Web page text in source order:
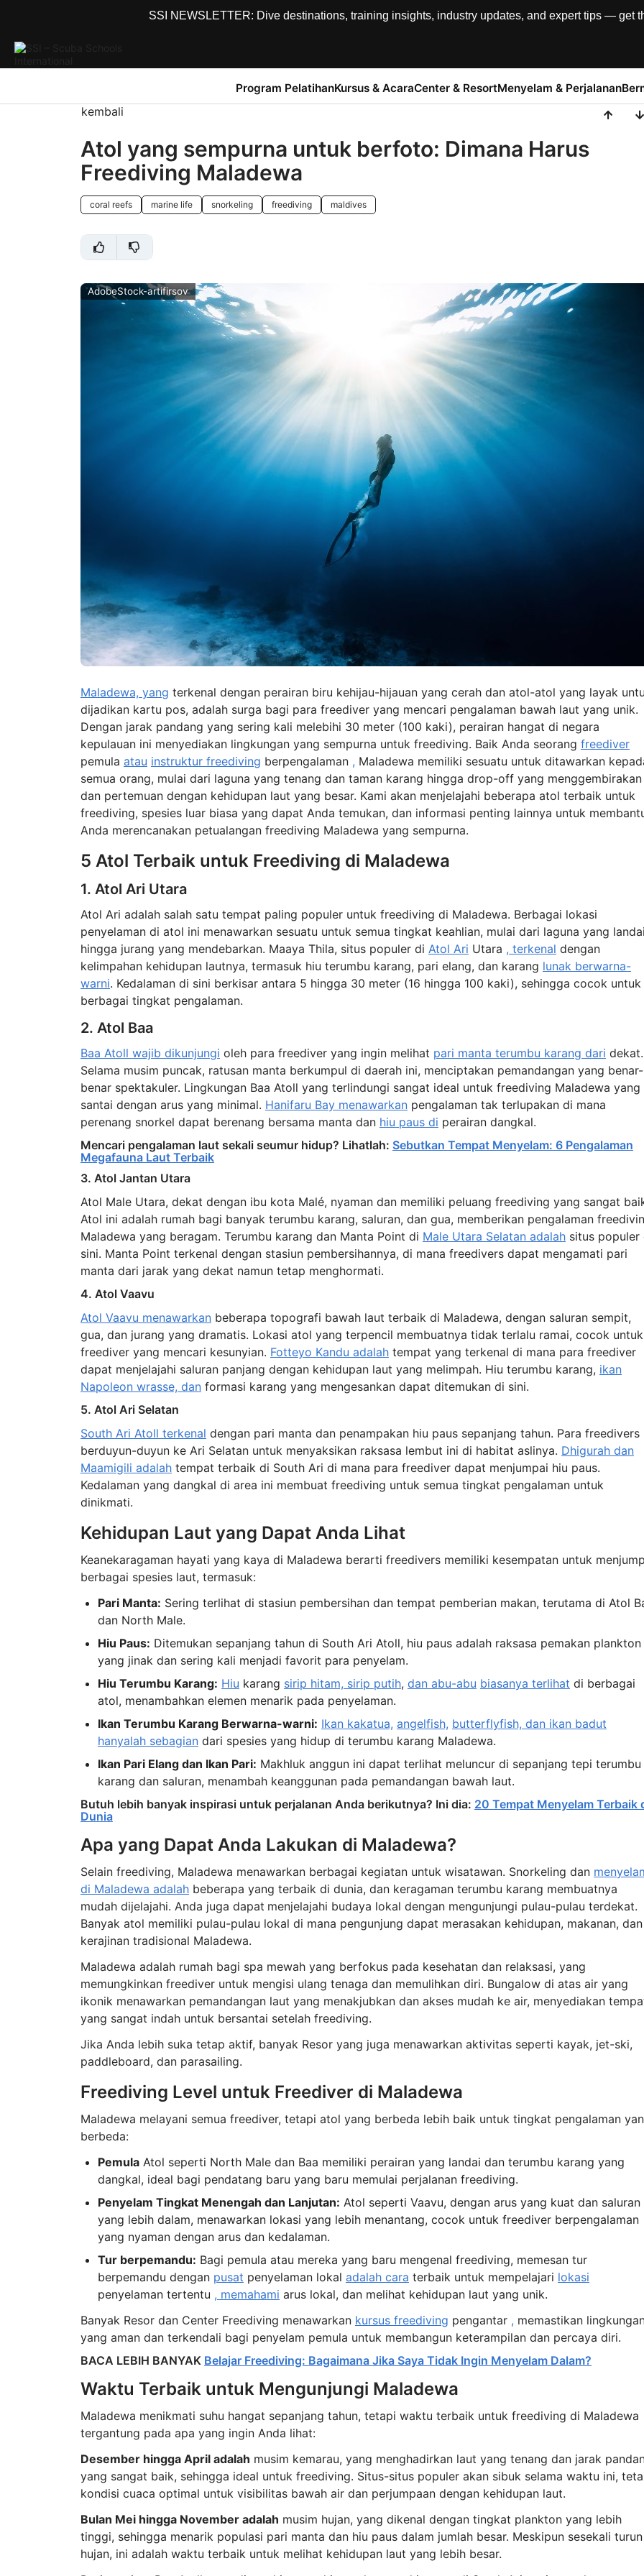
SSI NEWSLETTER: Dive destinations, training insights, industry updates, and expert tips — get
Program PelatihanKursus & AcaraCenter & ResortMenyelam & Perjalanan
kembali
Atol yang sempurna untuk berfoto: Dimana Harus
Freediving Maladewa
coral reefs marine life snorkeling freediving maldives
AdobeStock-artifirsov
Maladewa, yang terkenal dengan perairan biru kehijau-hijauan yang cerah dan atol-atol yang layak
dijadikan kartu pos, adalah surga bagi para freediver yang mencari pengalaman bawah laut yang unik.
Dengan jarak pandang yang sering kali melebihi 30 meter (100 kaki), perairan hangat di negara
kepulauan ini menyediakan lingkungan yang sempurna untuk freediving. Baik Anda seorang freediver
pemula atau instruktur freediving berpengalaman , Maladewa memiliki sesuatu untuk ditawarkan
semua orang, mulai dari laguna yang tenang dan taman karang hingga drop-off yang menggembirakan
dan pertemuan dengan kehidupan laut yang besar. Kami akan menjelajahi beberapa atol terbaik untuk
freediving, spesies luar biasa yang dapat Anda temukan, dan informasi penting lainnya untuk
Anda merencanakan petualangan freediving Maladewa yang sempurna.
5 Atol Terbaik untuk Freediving di Maladewa
1. Atol Ari Utara
Atol Ari adalah salah satu tempat paling populer untuk freediving di Maladewa. Berbagai lokasi
penyelaman di atol ini menawarkan sesuatu untuk semua tingkat keahlian, mulai dari laguna yang
hingga jurang yang mendebarkan. Maaya Thila, situs populer di Atol Ari Utara , terkenal dengan
kelimpahan kehidupan lautnya, termasuk hiu terumbu karang, pari elang, dan karang lunak berwarna-
warni. Kedalaman di sini berkisar antara 5 hingga 30 meter (16 hingga 100 kaki), sehingga cocok untuk
berbagai tingkat pengalaman.
2. Atol Baa
Baa Atoll wajib dikunjungi oleh para freediver yang ingin melihat pari manta terumbu karang dari dekat.
Selama musim puncak, ratusan manta berkumpul di daerah ini, menciptakan pemandangan yang benar-
benar spektakuler. Lingkungan Baa Atoll yang terlindungi sangat ideal untuk freediving Maladewa yang
santai dengan arus yang minimal. Hanifaru Bay menawarkanpengalaman tak terlupakan di mana
perenang snorkel dapat berenang bersama manta dan hiu paus di perairan dangkal.
Mencari pengalaman laut sekali seumur hidup? Lihatlah: Sebutkan Tempat Menyelam: 6 Pengalaman
Megafauna Laut Terbaik
3. Atol Jantan Utara
Atol Male Utara, dekat dengan ibu kota Malé, nyaman dan memiliki peluang freediving yang sangat
Atol ini adalah rumah bagi banyak terumbu karang, saluran, dan gua, memberikan pengalaman
Maladewa yang beragam. Terumbu karang dan Manta Point di Male Utara Selatan adalahsitus populer
sini. Manta Point terkenal dengan stasiun pembersihannya, di mana freedivers dapat mengamati pari
manta dari jarak yang dekat namun tetap menghormati.
4. Atol Vaavu
Atol Vaavu menawarkanbeberapa topografi bawah laut terbaik di Maladewa, dengan saluran sempit,
gua, dan jurang yang dramatis. Lokasi atol yang terpencil membuatnya tidak terlalu ramai, cocok untuk
freediver yang mencari kesunyian. Fotteyo Kandu adalahtempat yang terkenal di mana para freediver
dapat menjelajahi saluran panjang dengan kehidupan laut yang melimpah. Hiu terumbu karang, ikan
Napoleon wrasse, danformasi karang yang mengesankan dapat ditemukan di sini.
5. Atol Ari Selatan
South Ari Atoll terkenal dengan pari manta dan penampakan hiu paus sepanjang tahun. Para freedivers
berduyun-duyun ke Ari Selatan untuk menyaksikan raksasa lembut ini di habitat aslinya. Dhigurah dan
Maamigili adalahtempat terbaik di South Ari di mana para freediver dapat menjumpai hiu paus.
Kedalaman yang dangkal di area ini membuat freediving untuk semua tingkat pengalaman untuk
dinikmati.
Kehidupan Laut yang Dapat Anda Lihat
Keanekaragaman hayati yang kaya di Maladewa berarti freedivers memiliki kesempatan untuk
berbagai spesies laut, termasuk:
Pari Manta: Sering terlihat di stasiun pembersihan dan tempat pemberian makan, terutama di Atol
dan North Male.
Hiu Paus: Ditemukan sepanjang tahun di South Ari Atoll, hiu paus adalah raksasa pemakan plankton
yang jinak dan sering kali menjadi favorit para penyelam.
Hiu Terumbu Karang: Hiu karang sirip hitam, sirip putih, dan abu-abu biasanya terlihat di berbagai
atol, menambahkan elemen menarik pada penyelaman.
Ikan Terumbu Karang Berwarna-warni: Ikan kakatua, angelfish, butterflyfish, dan ikan badut
hanyalah sebagiandari spesies yang hidup di terumbu karang Maladewa.
Ikan Pari Elang dan Ikan Pari: Makhluk anggun ini dapat terlihat meluncur di sepanjang tepi terumbu
karang dan saluran, menambah keanggunan pada pemandangan bawah laut.
Butuh lebih banyak inspirasi untuk perjalanan Anda berikutnya? Ini dia: 20 Tempat Menyelam Terbaik
Dunia
Apa yang Dapat Anda Lakukan di Maladewa?
Selain freediving, Maladewa menawarkan berbagai kegiatan untuk wisatawan. Snorkeling dan
di Maladewa adalahbeberapa yang terbaik di dunia, dan keragaman terumbu karang membuatnya
mudah dijelajahi. Anda juga dapat menjelajahi budaya lokal dengan mengunjungi pulau-pulau terdekat.
Banyak atol memiliki pulau-pulau lokal di mana pengunjung dapat merasakan kehidupan, makanan, dan
kerajinan tradisional Maladewa.
Maladewa adalah rumah bagi spa mewah yang berfokus pada kesehatan dan relaksasi, yang
memungkinkan freediver untuk mengisi ulang tenaga dan memulihkan diri. Bungalow di atas air yang
ikonik menawarkan pemandangan laut yang menakjubkan dan akses mudah ke air, menyediakan
yang sangat indah untuk bersantai setelah freediving.
Jika Anda lebih suka tetap aktif, banyak Resor yang juga menawarkan aktivitas seperti kayak, jet-ski,
paddleboard, dan parasailing.
Freediving Level untuk Freediver di Maladewa
Maladewa melayani semua freediver, tetapi atol yang berbeda lebih baik untuk tingkat pengalaman
berbeda:
PemulaAtol seperti North Male dan Baa memiliki perairan yang landai dan terumbu karang yang
dangkal, ideal bagi pendatang baru yang baru memulai perjalanan freediving.
Penyelam Tingkat Menengah dan Lanjutan: Atol seperti Vaavu, dengan arus yang kuat dan saluran
yang lebih dalam, menawarkan lokasi yang lebih menantang, cocok untuk freediver berpengalaman
yang nyaman dengan arus dan kedalaman.
Tur berpemandu: Bagi pemula atau mereka yang baru mengenal freediving, memesan tur
berpemandu dengan pusat penyelaman lokal adalah cara terbaik untuk mempelajari lokasi
penyelaman tertentu , memahami arus lokal, dan melihat kehidupan laut yang unik.
Banyak Resor dan Center Freediving menawarkan kursus freediving pengantar , memastikan
yang aman dan terkendali bagi penyelam pemula untuk membangun keterampilan dan percaya diri.
BACA LEBIH BANYAK Belajar Freediving: Bagaimana Jika Saya Tidak Ingin Menyelam Dalam?
Waktu Terbaik untuk Mengunjungi Maladewa
Maladewa menikmati suhu hangat sepanjang tahun, tetapi waktu terbaik untuk freediving di Maladewa
tergantung pada apa yang ingin Anda lihat:
Desember hingga April adalah musim kemarau, yang menghadirkan laut yang tenang dan jarak
yang sangat baik, sehingga ideal untuk freediving. Situs-situs populer akan sibuk selama waktu ini,
kondisi cuaca optimal untuk visibilitas bawah air dan perjumpaan dengan kehidupan laut.
Bulan Mei hingga November adalah musim hujan, yang dikenal dengan tingkat plankton yang lebih
tinggi, sehingga menarik populasi pari manta dan hiu paus dalam jumlah besar. Meskipun sesekali turun
hujan, ini adalah waktu terbaik untuk melihat kehidupan laut yang lebih besar.